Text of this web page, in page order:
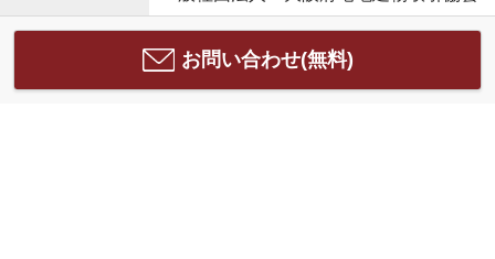
お問い合わせ(無料)